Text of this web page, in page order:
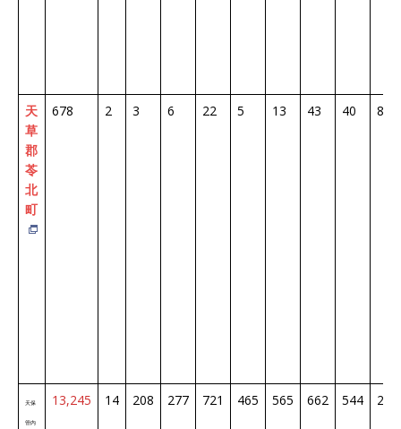
天
草
郡
苓
北
町
678 2 3 6 22 5 13 43 40 87
天保
管内
13,245 14 208 277 721 465 565 662 544